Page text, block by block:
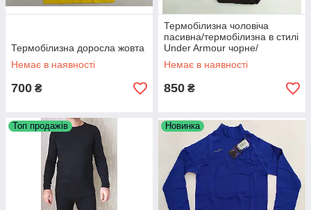
Термобілизна доросла жовта
Немає в наявності
700 ₴
Термобілизна чоловіча
пасивна/термобілизна в стилі
Under Armour чорне/
термобілизна повсякденна/
термобілізна/зима
Немає в наявності
850 ₴
Топ продажів Новинка